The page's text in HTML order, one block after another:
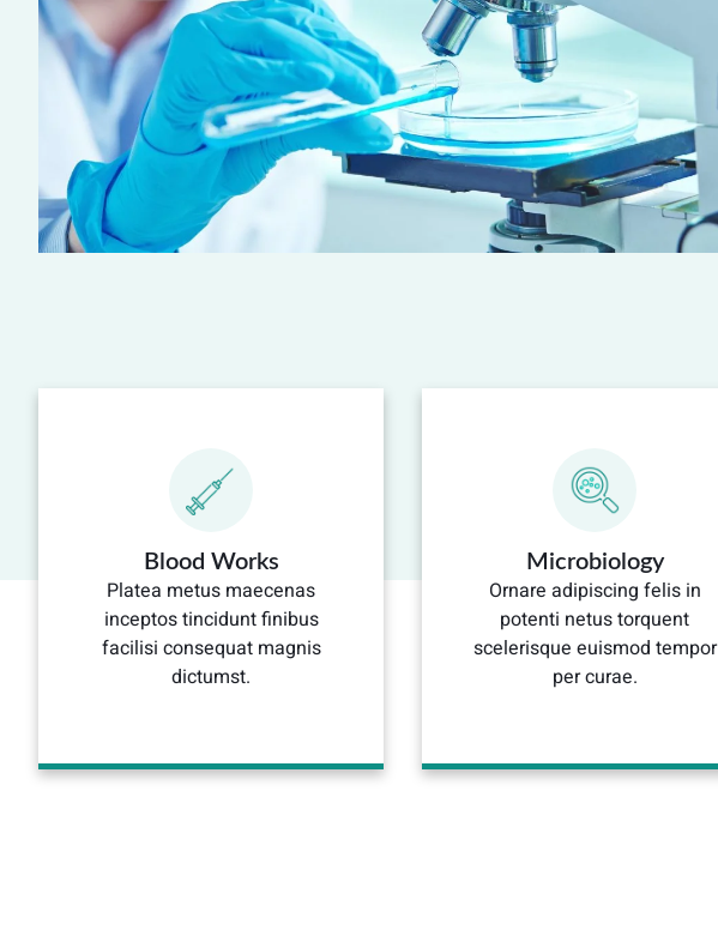
Blood Works
Platea metus maecenas
inceptos tincidunt finibus
facilisi consequat magnis
dictumst.
Microbiology
Ornare adipiscing felis in
potenti netus torquent
scelerisque euismod tempor
per curae.